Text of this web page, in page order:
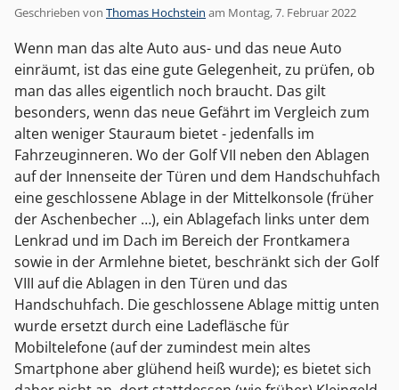
Geschrieben von Thomas Hochstein am Montag, 7. Februar 2022
Wenn man das alte Auto aus- und das neue Auto
einräumt, ist das eine gute Gelegenheit, zu prüfen, ob
man das alles eigentlich noch braucht. Das gilt
besonders, wenn das neue Gefährt im Vergleich zum
alten weniger Stauraum bietet - jedenfalls im
Fahrzeuginneren. Wo der Golf VII neben den Ablagen
auf der Innenseite der Türen und dem Handschuhfach
eine geschlossene Ablage in der Mittelkonsole (früher
der Aschenbecher …), ein Ablagefach links unter dem
Lenkrad und im Dach im Bereich der Frontkamera
sowie in der Armlehne bietet, beschränkt sich der Golf
VIII auf die Ablagen in den Türen und das
Handschuhfach. Die geschlossene Ablage mittig unten
wurde ersetzt durch eine Ladefläsche für
Mobiltelefone (auf der zumindest mein altes
Smartphone aber glühend heiß wurde); es bietet sich